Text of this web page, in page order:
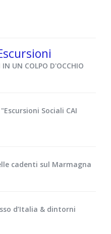
UN COLPO D'OCCHIO
Sociali CAI
cadenti sul Marmagna
d’Italia & dintorni